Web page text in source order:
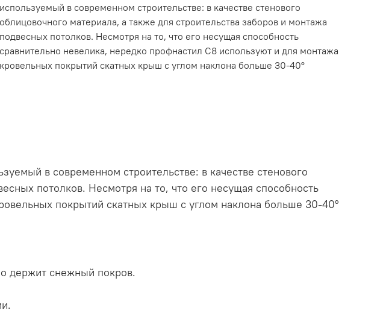
используемый в современном строительстве: в качестве стенового
облицовочного материала, а также для строительства заборов и монтажа
подвесных потолков. Несмотря на то, что его несущая способность
сравнительно невелика, нередко профнастил С8 используют и для монтажа
кровельных покрытий скатных крыш с углом наклона больше 30-40°
в современном строительстве: в качестве стенового
потолков. Несмотря на то, что его несущая способность
покрытий скатных крыш с углом наклона больше 30-40°
держит снежный покров.